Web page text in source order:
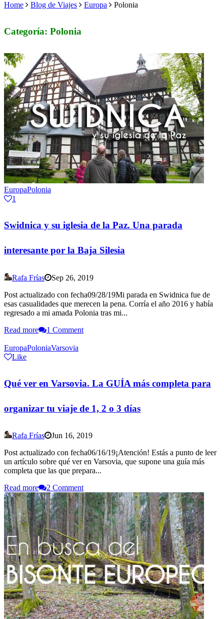
Home
Blog de Viajes Europa Polonia
Categoría: Polonia
EuropaPolonia
1
Swidnica y su iglesia de la Paz. Una parada
interesante por la Baja Silesia
Rafa Frías
Sep 26, 2019
Post actualizado con fecha09/28/19Mi parada en Swidnica fue de
esas casualidades que merecen la pena. Corría el año 2016 y había
regresado a mi amada Polonia tras mi...
Read more
1 Comment
EuropaPoloniaVarsovia
Like
Qué ver en Varsovia. La GUÍA más completa para
organizar tu viaje de 1, 2 o 3 días
Rafa Frías
Jun 16, 2019
Post actualizado con fecha06/16/19¡Atención! Estás a punto de leer
un artículo sobre qué ver en Varsovia, que supone una guía más
completa que las que prepara...
Read more
2 Comment